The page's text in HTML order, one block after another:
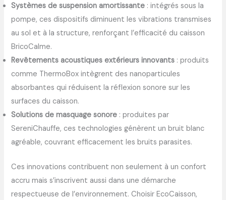
Systèmes de suspension amortissante : intégrés sous la
pompe, ces dispositifs diminuent les vibrations transmises
au sol et à la structure, renforçant l’efficacité du caisson
BricoCalme.
Revêtements acoustiques extérieurs innovants : produits
comme ThermoBox intègrent des nanoparticules
absorbantes qui réduisent la réflexion sonore sur les
surfaces du caisson.
Solutions de masquage sonore : produites par
SereniChauffe, ces technologies génèrent un bruit blanc
agréable, couvrant efficacement les bruits parasites.
Ces innovations contribuent non seulement à un confort
accru mais s’inscrivent aussi dans une démarche
respectueuse de l’environnement. Choisir EcoCaisson,